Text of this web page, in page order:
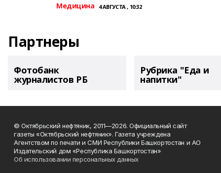
Медицина 4 АВГУСТА , 10:32
Партнеры
Фотобанк
журналистов РБ
Рубрика "Еда и
напитки"
© Октябрьский нефтяник, 2011—2026. Официальный сайт
газеты «Октябрьский нефтяник». Газета учреждена
Агентством по печати и СМИ Республики Башкортостан и АО
Издательский дом «Республика Башкортостан»
Об использовании персональных данных